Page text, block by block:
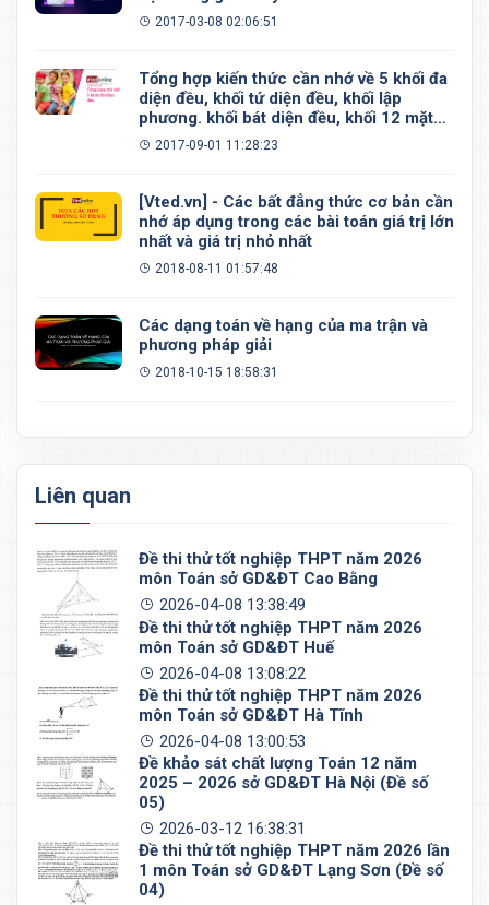
2017-03-08 02:06:51
Tổng hợp kiến thức cần nhớ về 5 khối đa
diện đều, khối tứ diện đều, khối lập
phương. khối bát diện đều, khối 12 mặt
đều, khối 20 mặt đều
2017-09-01 11:28:23
[Vted.vn] - Các bất đẳng thức cơ bản cần
nhớ áp dụng trong các bài toán giá trị lớn
nhất và giá trị nhỏ nhất
2018-08-11 01:57:48
Các dạng toán về hạng của ma trận và
phương pháp giải
2018-10-15 18:58:31
Liên quan
Đề thi thử tốt nghiệp THPT năm 2026
môn Toán sở GD&ĐT Cao Bằng
2026-04-08 13:38:49
Đề thi thử tốt nghiệp THPT năm 2026
môn Toán sở GD&ĐT Huế
2026-04-08 13:08:22
Đề thi thử tốt nghiệp THPT năm 2026
môn Toán sở GD&ĐT Hà Tĩnh
2026-04-08 13:00:53
Đề khảo sát chất lượng Toán 12 năm
2025 – 2026 sở GD&ĐT Hà Nội (Đề số
05)
2026-03-12 16:38:31
Đề thi thử tốt nghiệp THPT năm 2026 lần
1 môn Toán sở GD&ĐT Lạng Sơn (Đề số
04)